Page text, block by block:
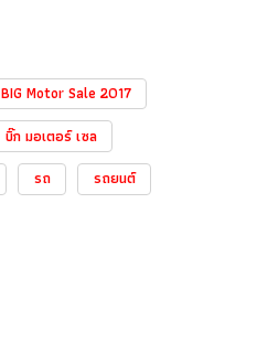
BIG Motor Sale 2017
บิ๊ก มอเตอร์ เซล
รถ รถยนต์